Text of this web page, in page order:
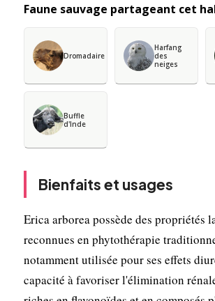
Faune sauvage partageant cet
Dromadaire
Harfang
des
neiges
Buffle
d'Inde
Bienfaits et usages
Erica arborea possède des propriétés
reconnues en phytothérapie
notamment utilisée pour ses effets
capacité à favoriser l'élimination